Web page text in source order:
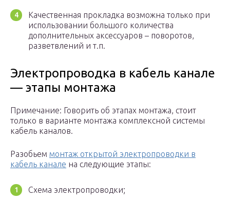
Качественная прокладка возможна только при
использовании большого количества
дополнительных аксессуаров – поворотов,
разветвлений и т.п.
Электропроводка в кабель канале
— этапы монтажа
Примечание: Говорить об этапах монтажа, стоит
только в варианте монтажа комплексной системы
кабель каналов.
Разобьем монтаж открытой электропроводки в
кабель канале на следующие этапы:
Схема электропроводки;